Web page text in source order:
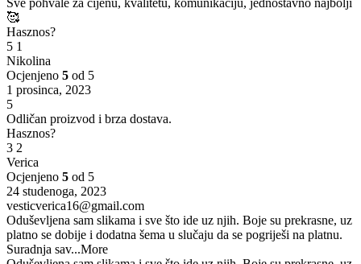
🥰
Hasznos?
5 1
Nikolina
Ocjenjeno 5 od 5
1 prosinca, 2023
5
Odličan proizvod i brza dostava.
Hasznos?
3 2
Verica
Ocjenjeno 5 od 5
24 studenoga, 2023
vesticverica16@gmail.com
Oduševljena sam slikama i sve što ide uz njih. Boje su prekrasne, uz
platno se dobije i dodatna šema u slučaju da se pogriješi na platnu.
Suradnja sav...More